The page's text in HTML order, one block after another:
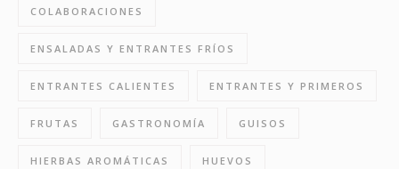
COLABORACIONES
ENSALADAS Y ENTRANTES FRÍOS
ENTRANTES CALIENTES ENTRANTES Y PRIMEROS
FRUTAS GASTRONOMÍA GUISOS
HIERBAS AROMÁTICAS HUEVOS